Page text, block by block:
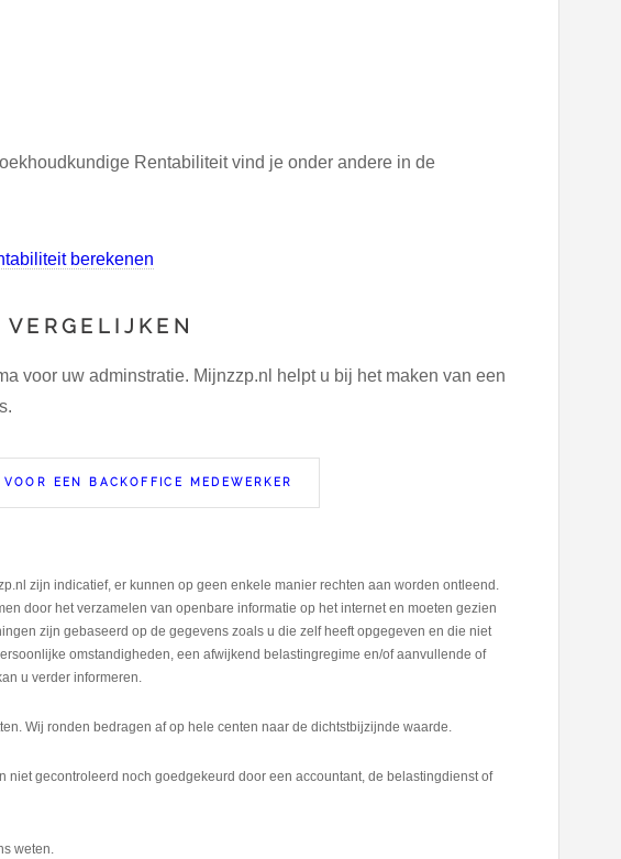
Rentabiliteit vind je onder andere in de
berekenen
voor uw adminstratie. Mijnzzp.nl helpt u bij het maken van een
EEN BACKOFFICE MEDEWERKER
zijn indicatief, er kunnen op geen enkele manier rechten aan worden ontleend.
door het verzamelen van openbare informatie op het internet en moeten gezien
zijn gebaseerd op de gegevens zoals u die zelf heeft opgegeven en die niet
omstandigheden, een afwijkend belastingregime en/of aanvullende of
u verder informeren.
Wij ronden bedragen af op hele centen naar de dichtstbijzijnde waarde.
niet gecontroleerd noch goedgekeurd door een accountant, de belastingdienst of
weten.